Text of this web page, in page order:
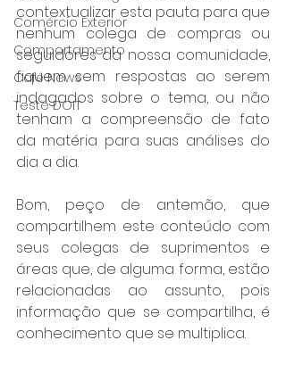
Comércio Exterior
Comportamento
Café News
Teste DOIT
contextualizar esta pauta para que
nenhum colega de compras ou
seguidores da nossa comunidade,
fiquem sem respostas ao serem
indagados sobre o tema, ou não
tenham a compreensão de fato
da matéria para suas análises do
dia a dia.
Bom, peço de antemão, que
compartilhem este conteúdo com
seus colegas de suprimentos e
áreas que, de alguma forma, estão
relacionadas ao assunto, pois
informação que se compartilha, é
conhecimento que se multiplica.